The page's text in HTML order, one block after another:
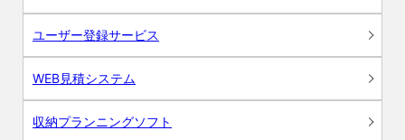
ユーザー登録サービス
WEB見積システム
収納プランニングソフト